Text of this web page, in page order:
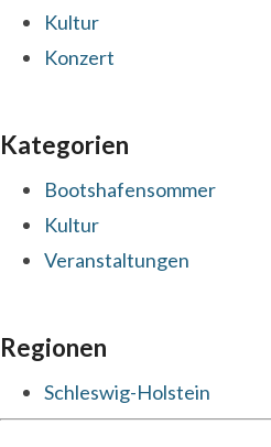
Kultur
Konzert
Kategorien
Bootshafensommer
Kultur
Veranstaltungen
Regionen
Schleswig-Holstein